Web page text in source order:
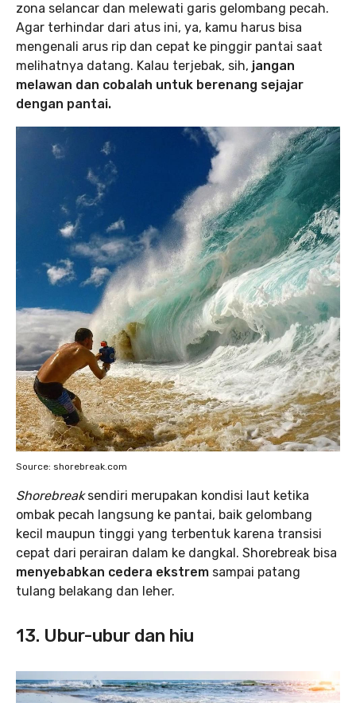
zona selancar dan melewati garis gelombang pecah.
Agar terhindar dari atus ini, ya, kamu harus bisa
mengenali arus rip dan cepat ke pinggir pantai saat
melihatnya datang. Kalau terjebak, sih, jangan
melawan dan cobalah untuk berenang sejajar
dengan pantai.
Source: shorebreak.com
Shorebreaksendiri merupakan kondisi laut ketika
ombak pecah langsung ke pantai, baik gelombang
kecil maupun tinggi yang terbentuk karena transisi
cepat dari perairan dalam ke dangkal. Shorebreak bisa
menyebabkan cedera ekstrem sampai patang
tulang belakang dan leher.
13. Ubur-ubur dan hiu